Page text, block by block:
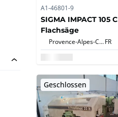
A1-46801-9
SIGMA IMPACT 105 C
Flachsäge
Provence-Alpes-Côte d'Azur,FR
Geschlossen